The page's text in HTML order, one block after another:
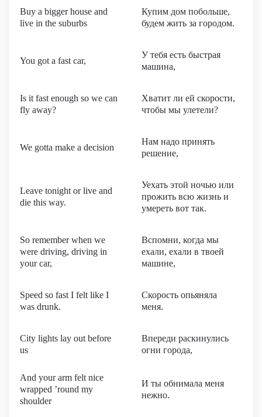
Buy a bigger house and
live in the suburbs
Купим дом побольше,
будем жить за городом.
You got a fast car,
У тебя есть быстрая
машина,
Is it fast enough so we can
fly away?
Хватит ли ей скорости,
чтобы мы улетели?
We gotta make a decision
Нам надо принять
решение,
Leave tonight or live and
die this way.
Уехать этой ночью или
прожить всю жизнь и
умереть вот так.
So remember when we
were driving, driving in
your car,
Вспомни, когда мы
ехали, ехали в твоей
машине,
Speed so fast I felt like I
was drunk.
Скорость опьяняла
меня.
City lights lay out before
us
Впереди раскинулись
огни города,
And your arm felt nice
wrapped ’round my
shoulder
И ты обнимала меня
нежно.